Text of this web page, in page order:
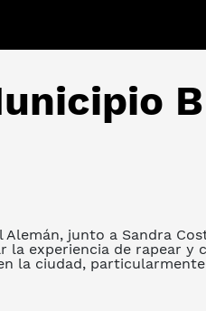
junto a Sandra
la experiencia de rapear y
la ciudad,